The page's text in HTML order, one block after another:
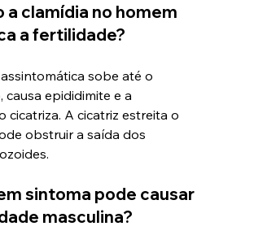
a clamídia no homem
a fertilidade?
sobe até o
causa epididimite e a
cicatriza. A cicatriz estreita o
obstruir a saída dos
sintoma pode causar
masculina?